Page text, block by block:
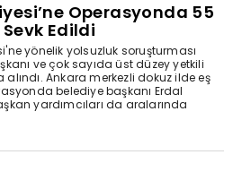
Operasyonda 55
Edildi
yönelik yolsuzluk soruşturması
ve çok sayıda üst düzey yetkili
Ankara merkezli dokuz ilde eş
belediye başkanı Erdal
yardımcıları da aralarında